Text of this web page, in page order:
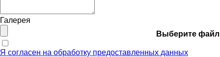
Галерея
Выберите файл
Я согласен на обработку предоставленных данных